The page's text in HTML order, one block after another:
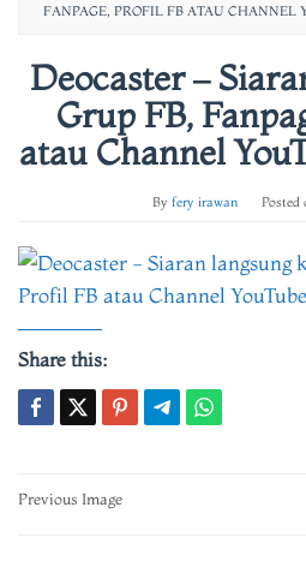
FANPAGE, PROFIL FB ATAU CHANNEL
Deocaster –
Grup FB,
atau Channel
By fery irawan Posted
Share this:
Post
Previous Image